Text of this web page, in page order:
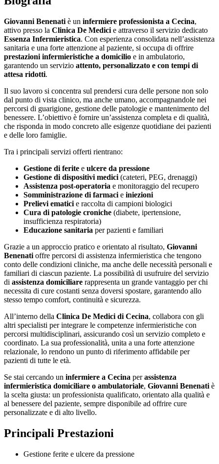
Giovanni Benenati è un infermiere professionista a Cecina,
attivo presso la Clinica De Medici e attraverso il servizio dedicato
Essenza Infermieristica. Con esperienza consolidata nell’assistenza
sanitaria e una forte attenzione al paziente, si occupa di offrire
prestazioni infermieristiche a domicilio e in ambulatorio,
garantendo un servizio attento, personalizzato e con tempi di
attesa ridotti.
Il suo lavoro si concentra sul prendersi cura delle persone non solo
dal punto di vista clinico, ma anche umano, accompagnandole nei
percorsi di guarigione, gestione delle patologie e mantenimento del
benessere. L’obiettivo è fornire un’assistenza completa e di qualità,
che risponda in modo concreto alle esigenze quotidiane dei pazienti
e delle loro famiglie.
Tra i principali servizi offerti rientrano:
Gestione di ferite e ulcere da pressione
Gestione di dispositivi medici (cateteri, PEG, drenaggi)
Assistenza post-operatoria e monitoraggio del recupero
Somministrazione di farmaci e iniezioni
Prelievi ematici e raccolta di campioni biologici
Cura di patologie croniche (diabete, ipertensione,
insufficienza respiratoria)
Educazione sanitaria per pazienti e familiari
Grazie a un approccio pratico e orientato al risultato, Giovanni
Benenati offre percorsi di assistenza infermieristica che tengono
conto delle condizioni cliniche, ma anche delle necessità personali e
familiari di ciascun paziente. La possibilità di usufruire del servizio
di assistenza domiciliare rappresenta un grande vantaggio per chi
necessita di cure costanti senza doversi spostare, garantendo allo
stesso tempo comfort, continuità e sicurezza.
All’interno della Clinica De Medici di Cecina, collabora con gli
altri specialisti per integrare le competenze infermieristiche con
percorsi multidisciplinari, assicurando così un servizio completo e
coordinato. La sua professionalità, unita a una forte attenzione
relazionale, lo rendono un punto di riferimento affidabile per
pazienti di tutte le età.
Se stai cercando un infermiere a Cecina perassistenza
infermieristica domiciliare o ambulatoriale, Giovanni Benenati è
la scelta giusta: un professionista qualificato, orientato alla qualità e
al benessere del paziente, sempre disponibile ad offrire cure
personalizzate e di alto livello.
Principali Prestazioni
Gestione ferite e ulcere da pressione